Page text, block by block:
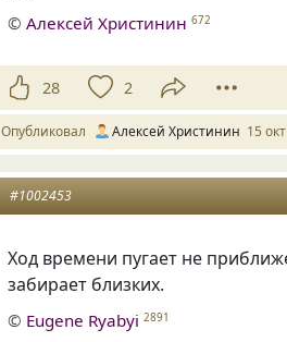
©Алексей Христинин 672
28 2
Опубликовал Алексей Христинин 15
#1002453
Ход времени пугает не
забирает близких.
© Eugene Ryabyi 2891